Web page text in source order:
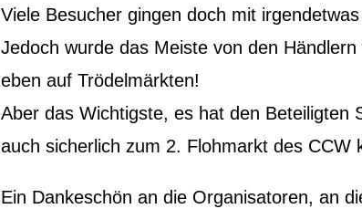
Viele Besucher gingen doch mit
Jedoch wurde das Meiste von den
eben auf Trödelmärkten!
Aber das Wichtigste, es hat den Beteiligten
auch sicherlich zum 2. Flohmarkt des CCW
Ein Dankeschön an die Organisatoren, an